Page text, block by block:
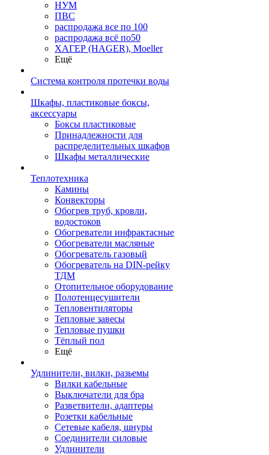
НУМ
ПВС
распродажа все по 100
распродажа всё по50
ХАГЕР (HAGER), Moeller
Ещё
Система контроля протечки воды
Шкафы, пластиковые боксы,
аксессуары
Боксы пластиковые
Принадлежности для
распределительных шкафов
Шкафы металлические
Теплотехника
Камины
Конвекторы
Обогрев труб, кровли,
водостоков
Обогреватели инфрактасные
Обогреватели масляные
Обогреватель газовый
Обогреватель на DIN-рейку
ТДМ
Отопительное оборудование
Полотенцесушители
Тепловентиляторы
Тепловые завесы
Тепловые пушки
Тёплый пол
Ещё
Удлинители, вилки, разьемы
Вилки кабельные
Выключатели для бра
Разветвители, адаптеры
Розетки кабельные
Сетевые кабеля, шнуры
Соединители силовые
Удлинители